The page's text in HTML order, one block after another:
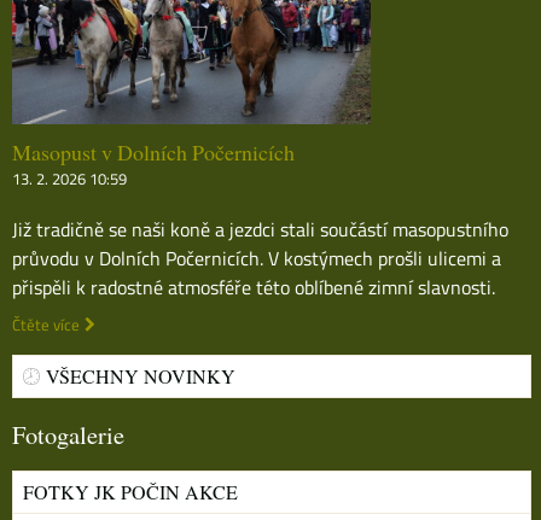
Masopust v Dolních Počernicích
13. 2. 2026 10:59
Již tradičně se naši koně a jezdci stali součástí masopustního
průvodu v Dolních Počernicích. V kostýmech prošli ulicemi a
přispěli k radostné atmosféře této oblíbené zimní slavnosti.
Čtěte více
VŠECHNY NOVINKY
Fotogalerie
FOTKY JK POČIN AKCE